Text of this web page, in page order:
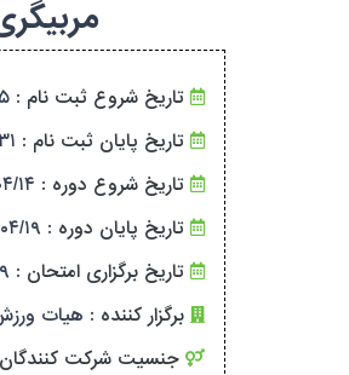
مربیگری-ورزش
تاریخ شروع ثبت نام :
تاریخ پایان ثبت نام :
تاریخ شروع دوره :
تاریخ پایان دوره :
تاریخ برگزاری امتحان :
برگزار کننده : هیات
جنسیت شرکت